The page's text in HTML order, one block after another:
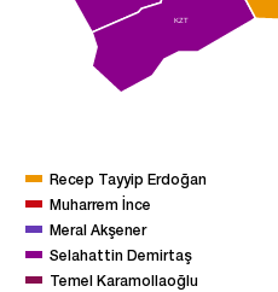
KZT
Recep Tayyip Erdoğan
Muharrem İnce
Meral Akşener
Selahattin Demirtaş
Temel Karamollaoğlu